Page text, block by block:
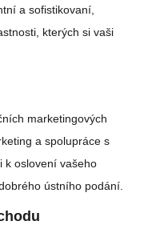
a sofistikovaní,
kterých si vaši
marketingových
a spolupráce s
k oslovení vašeho
ústního podání.